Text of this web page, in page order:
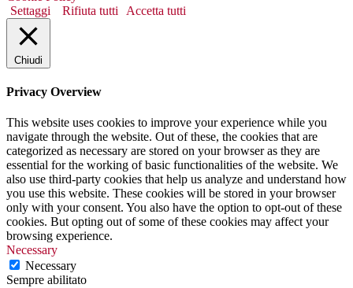
Settaggi
Rifiuta tutti Accetta tutti
Chiudi
Privacy Overview
This website uses cookies to improve your experience while you
navigate through the website. Out of these, the cookies that are
categorized as necessary are stored on your browser as they are
essential for the working of basic functionalities of the website. We
also use third-party cookies that help us analyze and understand how
you use this website. These cookies will be stored in your browser
only with your consent. You also have the option to opt-out of these
cookies. But opting out of some of these cookies may affect your
browsing experience.
Necessary
Necessary
Sempre abilitato